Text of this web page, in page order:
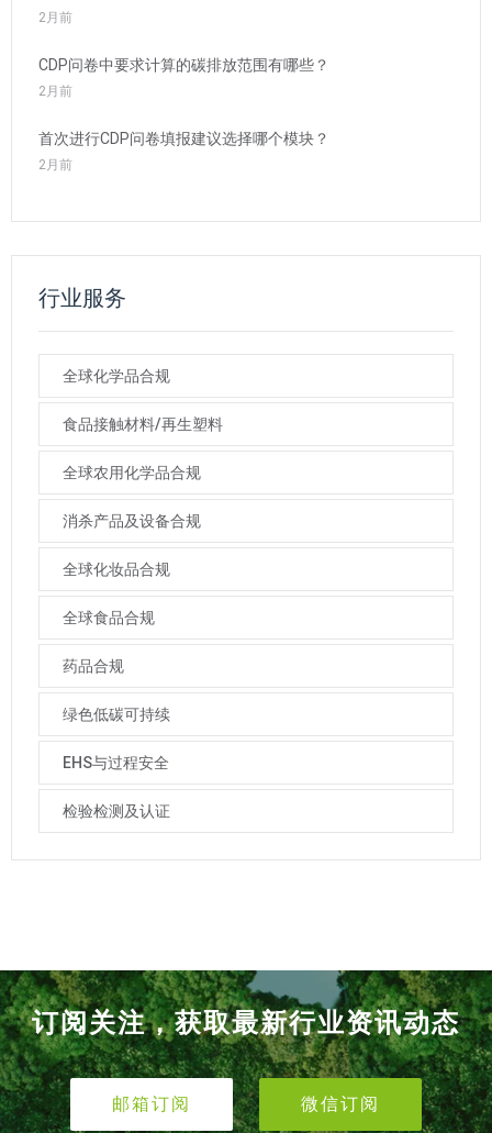
2月前
CDP问卷中要求计算的碳排放范围有哪些？
2月前
首次进行CDP问卷填报建议选择哪个模块？
2月前
行业服务
全球化学品合规
食品接触材料/再生塑料
全球农用化学品合规
消杀产品及设备合规
全球化妆品合规
全球食品合规
药品合规
绿色低碳可持续
EHS与过程安全
检验检测及认证
订阅关注，获取最新行业资讯动态
邮箱订阅 微信订阅